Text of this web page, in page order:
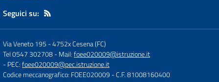
Seguici su:
Via Veneto 195 -4752x Cesena (FC)
Tel 0547 302708- Mail:foee020009@istruzione.it
- PEC:foee020009@pec.istruzione.it
Codice meccanografico: FOEE020009 - C.F. 81008160400